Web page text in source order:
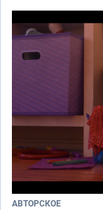
АВТОРСКОЕ